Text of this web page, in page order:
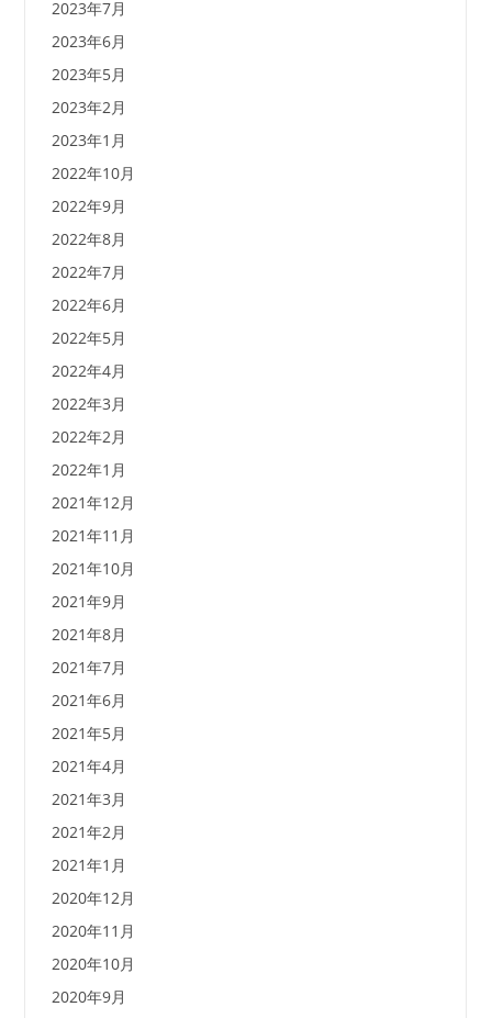
2023年7月
2023年6月
2023年5月
2023年2月
2023年1月
2022年10月
2022年9月
2022年8月
2022年7月
2022年6月
2022年5月
2022年4月
2022年3月
2022年2月
2022年1月
2021年12月
2021年11月
2021年10月
2021年9月
2021年8月
2021年7月
2021年6月
2021年5月
2021年4月
2021年3月
2021年2月
2021年1月
2020年12月
2020年11月
2020年10月
2020年9月